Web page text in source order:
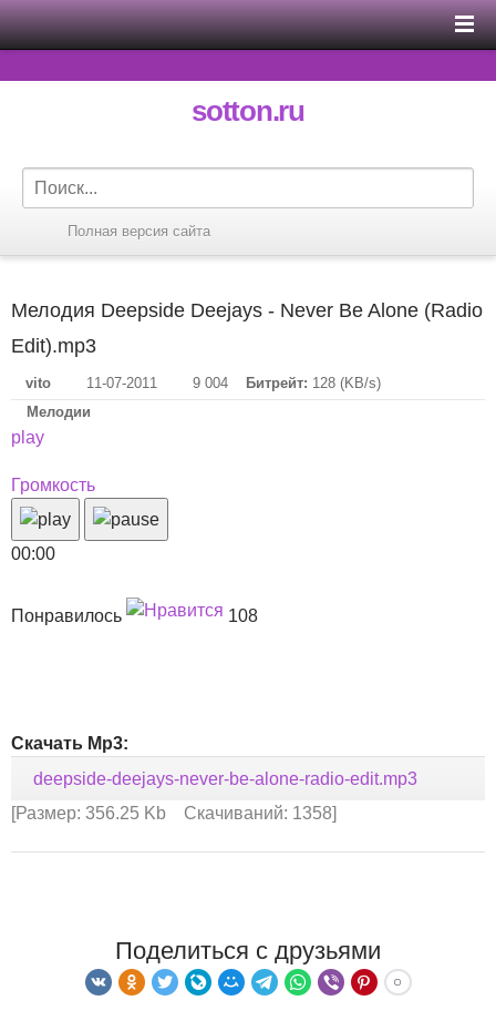
sotton.ru
Полная версия сайта
Мелодия Deepside Deejays - Never Be Alone (Radio
Edit).mp3
vito 11-07-2011 9 004 Битрейт: 128 (KB/s)
Мелодии
play
Громкость
00:00
Понравилось 108
Скачать Mp3:
deepside-deejays-never-be-alone-radio-edit.mp3
[Размер: 356.25 Kb Скачиваний: 1358]
Поделиться с друзьями